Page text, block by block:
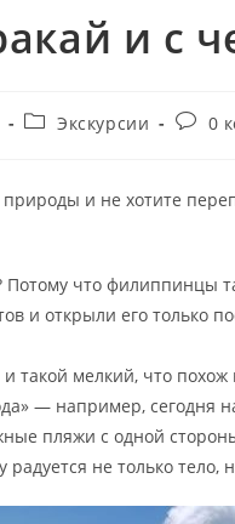
и с
Рубрика
Экскурсии 0
и не хотите
Потому что филиппинцы
и открыли его только
такой мелкий, что
— например, сегодня
пляжи с одной
не только тело,